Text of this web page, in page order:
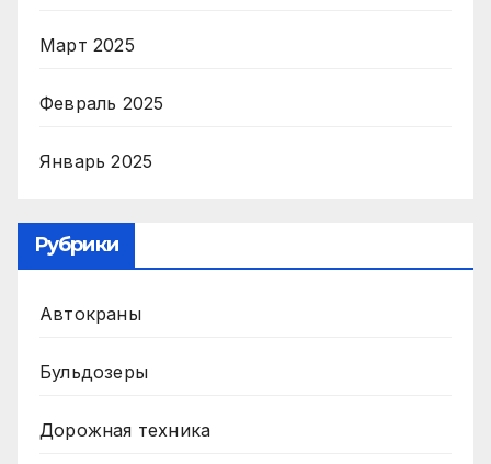
Март 2025
Февраль 2025
Январь 2025
Рубрики
Автокраны
Бульдозеры
Дорожная техника